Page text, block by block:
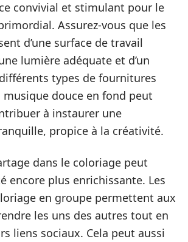
convivial et stimulant pour le
Assurez-vous que les
d’une surface de travail
lumière adéquate et d’un
types de fournitures
musique douce en fond peut
à instaurer une
propice à la créativité.
dans le coloriage peut
encore plus enrichissante. Les
en groupe permettent aux
les uns des autres tout en
liens sociaux. Cela peut aussi